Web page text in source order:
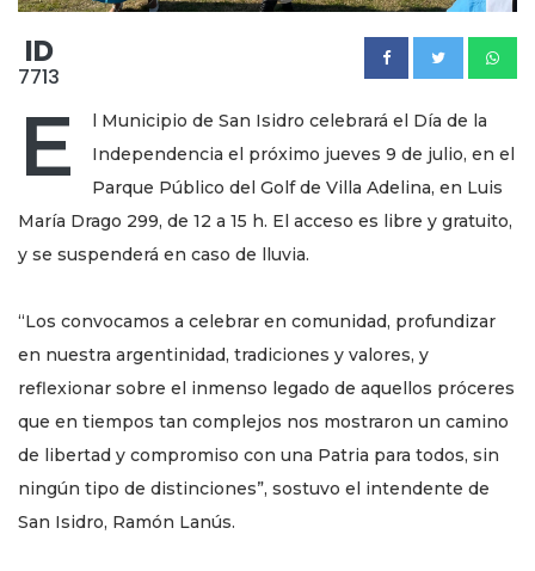
ID
7713
E
l Municipio de San Isidro celebrará el Día de la
Independencia el próximo jueves 9 de julio, en el
Parque Público del Golf de Villa Adelina, en Luis
María Drago 299, de 12 a 15 h. El acceso es libre y gratuito,
y se suspenderá en caso de lluvia.
“Los convocamos a celebrar en comunidad, profundizar
en nuestra argentinidad, tradiciones y valores, y
reflexionar sobre el inmenso legado de aquellos próceres
que en tiempos tan complejos nos mostraron un camino
de libertad y compromiso con una Patria para todos, sin
ningún tipo de distinciones”, sostuvo el intendente de
San Isidro, Ramón Lanús.